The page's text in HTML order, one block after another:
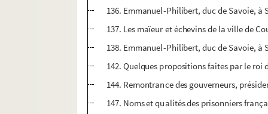
136. Emmanuel-Philibert, duc de Savoie, à
137. Les maïeur et échevins de la ville de
138. Emmanuel-Philibert, duc de Savoie, à
142. Quelques propositions faites par le
144. Remontrance des gouverneurs,
147. Noms et qualités des prisonniers